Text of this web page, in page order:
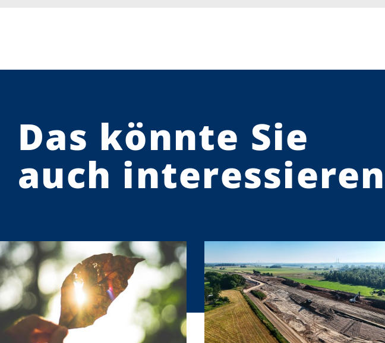
Das könnte Sie
auch interessieren